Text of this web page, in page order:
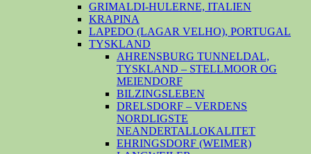
GRIMALDI-HULERNE, ITALIEN
KRAPINA
LAPEDO (LAGAR VELHO), PORTUGAL
TYSKLAND
AHRENSBURG TUNNELDAL,
TYSKLAND – STELLMOOR OG
MEIENDORF
BILZINGSLEBEN
DRELSDORF – VERDENS
NORDLIGSTE
NEANDERTALLOKALITET
EHRINGSDORF (WEIMER)